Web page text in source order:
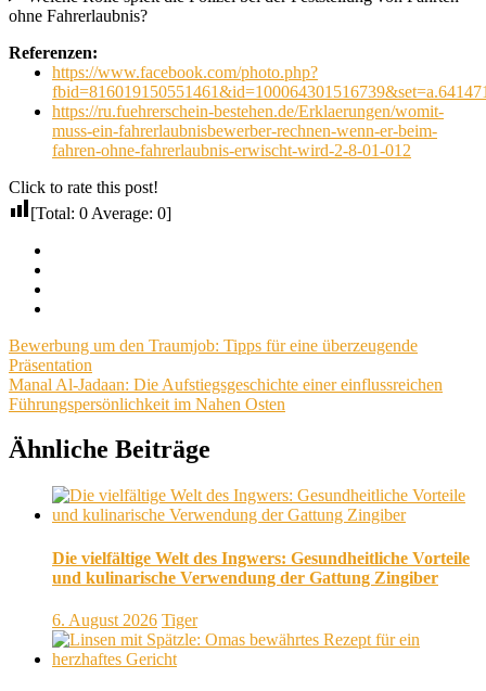
ohne Fahrerlaubnis?
Referenzen:
https://www.facebook.com/photo.php?
https://ru.fuehrerschein-bestehen.de/Erklaerungen/womit-
muss-ein-fahrerlaubnisbewerber-rechnen-wenn-er-beim-
fahren-ohne-fahrerlaubnis-erwischt-wird-2-8-01-012
Click to rate this post!
[Total: 0 Average: 0]
Beitragsnavigation
Vorheriger
Beitrag:
Bewerbung um den Traumjob: Tipps für eine überzeugende
Präsentation
Nächster
Beitrag:
Manal Al-Jadaan: Die Aufstiegsgeschichte einer einflussreichen
Führungspersönlichkeit im Nahen Osten
Ähnliche Beiträge
Die vielfältige Welt des Ingwers: Gesundheitliche Vorteile
und kulinarische Verwendung der Gattung Zingiber
6. August 2026 Tiger